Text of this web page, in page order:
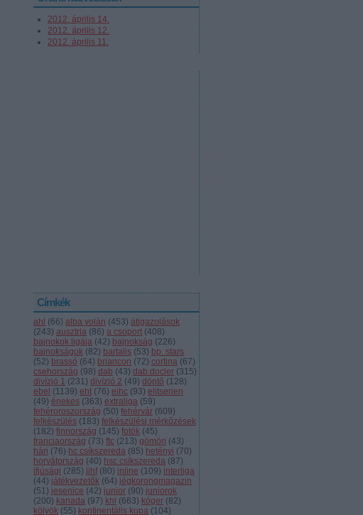
2012. április 14.
2012. április 12.
2012. április 11.
Címkék
ahl (66) alba volán (453) átigazolások
(243) ausztria (86) a csoport (408)
bajnokok ligája (42) bajnokság (226)
bajnokságok (82) bartalis (53) bp. stars
(52) brassó (64) briancon (72) cortina (67)
csehország (98) dab (43) dab.docler (315)
divízió 1 (231) divízió 2 (49) döntő (128)
ebel (1139) eht (76) eihc (93) elitserien
(49) énekes (363) extraliga (59)
fehéroroszország (50) fehérvár (609)
felkészülés (183) felkészülési mérkőzések
(182) finnország (145) fotók (45)
franciaország (73) ftc (213) gömöri (43)
hári (76) hc csíkszereda (85) hetényi (70)
horvátország (40) hsc csíkszereda (87)
ifjúsági (285) iihf (80) inline (109) interliga
(44) játékvezetők (64) jégkorongmagazin
(51) jesenice (42) junior (90) juniorok
(200) kanada (97) khl (663) kóger (82)
kölyök (55) kontinentális kupa (104)